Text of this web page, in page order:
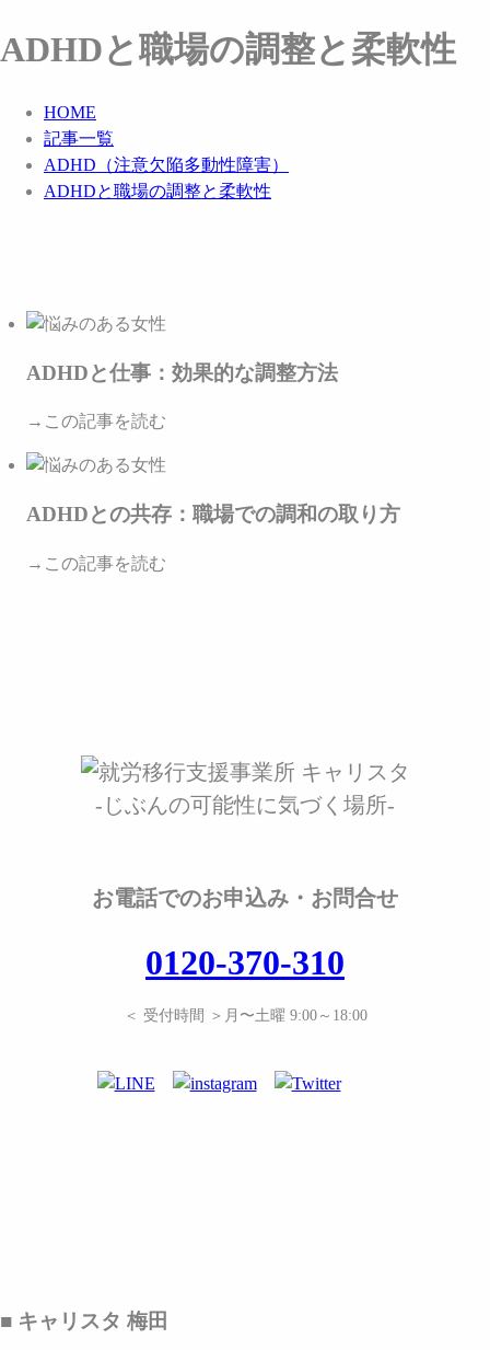
ADHDと職場の調整と柔軟性
HOME
記事一覧
ADHD（注意欠陥多動性障害）
ADHDと職場の調整と柔軟性
ADHDと仕事：効果的な調整方法
→この記事を読む
ADHDとの共存：職場での調和の取り方
→この記事を読む
-じぶんの可能性に気づく場所-
お電話でのお申込み・お問合せ
0120-370-310
＜ 受付時間 ＞月〜土曜 9:00～18:00
■ キャリスタ 梅田